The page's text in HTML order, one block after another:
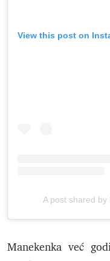
View this post on
A post shared
Manekenka već